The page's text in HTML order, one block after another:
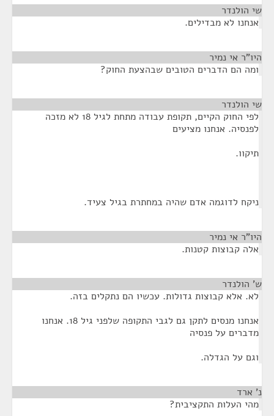
שי הולנדר
אנחנו לא מבדילים.
היו"ר אי נמיר
ומה הם הדברים הטובים שבהצעת החוק?
שי הולנדר
לפי החוק הקיים, תקופת עבודה מתחת לגיל 18 לא מזכה
לפנסיה. אנחנו מציעים
תיקוו.
ניקח לדוגמה אדם שהיה במחתרת בגיל צעיד.
היו"ר אי נמיר
אלה קבוצות קטנות.
ש' הולנדר
לא. אלא קבוצות גדולות. עכשיו הם נתקלים בזה.
אנחנו מנסים לתקן גם לגבי התקופה שלפני גיל 18. אנחנו
מדברים על פנסיה
וגם על הגדלה.
נ' ארד
מהי העלות התקציבית?